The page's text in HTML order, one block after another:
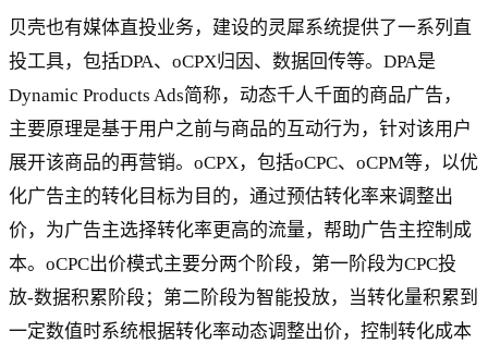
贝壳也有媒体直投业务，建设的灵犀系统提供了一系列直
投工具，包括DPA、oCPX归因、数据回传等。DPA是
Dynamic Products Ads简称，动态千人千面的商品广告，
主要原理是基于用户之前与商品的互动行为，针对该用户
展开该商品的再营销。oCPX，包括oCPC、oCPM等，以优
化广告主的转化目标为目的，通过预估转化率来调整出
价，为广告主选择转化率更高的流量，帮助广告主控制成
本。oCPC出价模式主要分两个阶段，第一阶段为CPC投
放-数据积累阶段；第二阶段为智能投放，当转化量积累到
一定数值时系统根据转化率动态调整出价，控制转化成本